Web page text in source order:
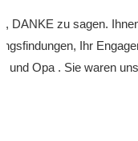
DANKE zu sagen.
Ihr
und Opa . Sie waren